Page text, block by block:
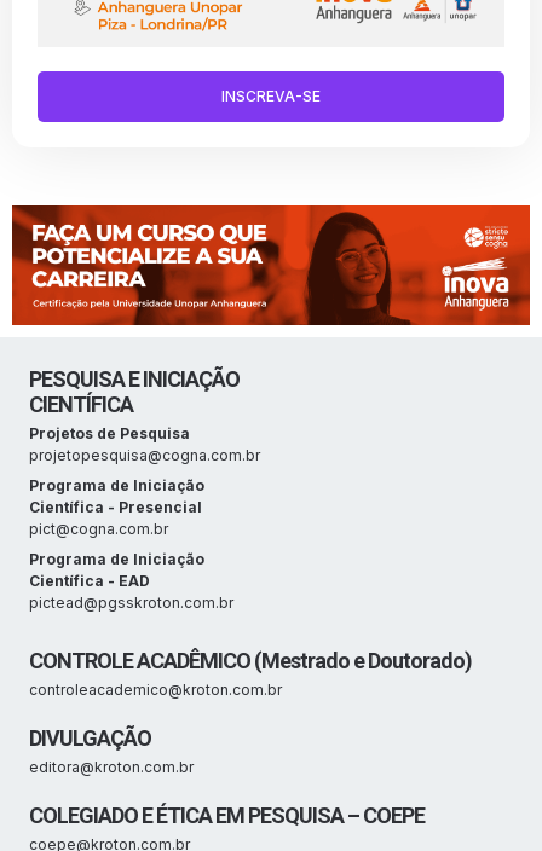
INSCREVA-SE
PESQUISA E INICIAÇÃO
CIENTÍFICA
Projetos de Pesquisa
projetopesquisa@cogna.com.br
Programa de Iniciação
Científica - Presencial
pict@cogna.com.br
Programa de Iniciação
Científica - EAD
pictead@pgsskroton.com.br
CONTROLE ACADÊMICO (Mestrado e Doutorado)
controleacademico@kroton.com.br
DIVULGAÇÃO
editora@kroton.com.br
COLEGIADO E ÉTICA EM PESQUISA – COEPE
coepe@kroton.com.br